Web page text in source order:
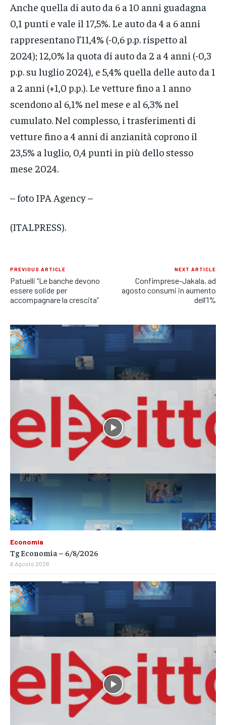
Anche quella di auto da 6 a 10 anni guadagna
0,1 punti e vale il 17,5%. Le auto da 4 a 6 anni
rappresentano l’11,4% (-0,6 p.p. rispetto al
2024); 12,0% la quota di auto da 2 a 4 anni (-0,3
p.p. su luglio 2024), e 5,4% quella delle auto da 1
a 2 anni (+1,0 p.p.). Le vetture fino a 1 anno
scendono al 6,1% nel mese e al 6,3% nel
cumulato. Nel complesso, i trasferimenti di
vetture fino a 4 anni di anzianità coprono il
23,5% a luglio, 0,4 punti in più dello stesso
mese 2024.
– foto IPA Agency –
(ITALPRESS).
PREVIOUS ARTICLE
Patuelli “Le banche devono
essere solide per
accompagnare la crescita”
NEXT ARTICLE
Confimprese-Jakala, ad
agosto consumi in aumento
dell’1%
Economia
Tg Economia – 6/8/2026
6 Agosto 2026